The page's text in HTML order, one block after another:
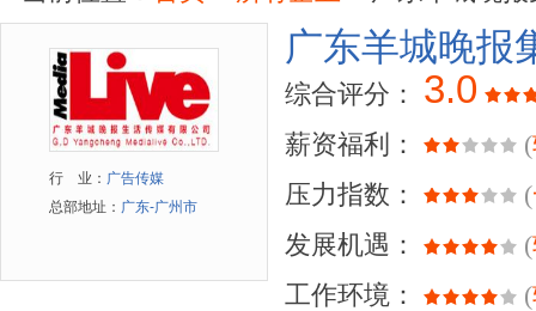
行 业： 广告传媒
总部地址： 广东-广州市
广东羊城晚报
综合评分： 3.0
薪资福利： (
压力指数：
(
发展机遇：
(
工作环境：
(